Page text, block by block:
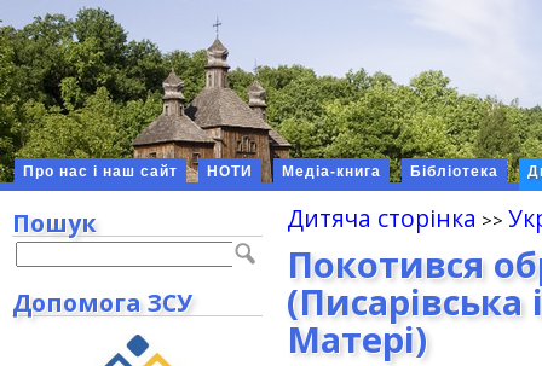
Про нас і наш сайт НОТИ Медіа-книга Бібліотека
Дитяча сторінка
Покотився
(Писарівська
Матері)
Пошук
Допомога ЗСУ